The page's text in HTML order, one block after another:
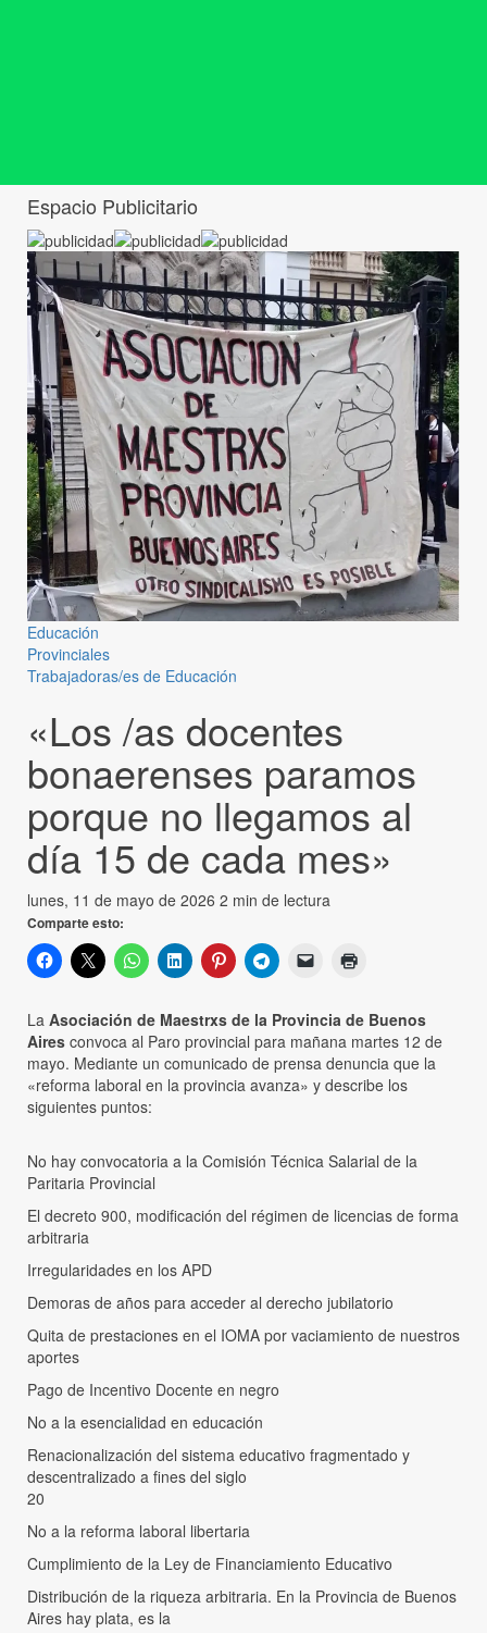
Espacio Publicitario
Educación
Provinciales
Trabajadoras/es de Educación
«Los /as docentes
bonaerenses paramos
porque no llegamos al
día 15 de cada mes»
lunes, 11 de mayo de 2026 2 min de lectura
Comparte esto:
La Asociación de Maestrxs de la Provincia de Buenos
Aires convoca al Paro provincial para mañana martes 12 de
mayo. Mediante un comunicado de prensa denuncia que la
«reforma laboral en la provincia avanza» y describe los
siguientes puntos:
No hay convocatoria a la Comisión Técnica Salarial de la
Paritaria Provincial
El decreto 900, modificación del régimen de licencias de forma
arbitraria
Irregularidades en los APD
Demoras de años para acceder al derecho jubilatorio
Quita de prestaciones en el IOMA por vaciamiento de nuestros
aportes
Pago de Incentivo Docente en negro
No a la esencialidad en educación
Renacionalización del sistema educativo fragmentado y
descentralizado a fines del siglo
20
No a la reforma laboral libertaria
Cumplimiento de la Ley de Financiamiento Educativo
Distribución de la riqueza arbitraria. En la Provincia de Buenos
Aires hay plata, es la